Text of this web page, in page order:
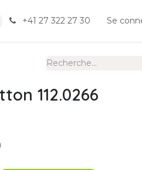
+41 27 322 27 30 Se
112.0266